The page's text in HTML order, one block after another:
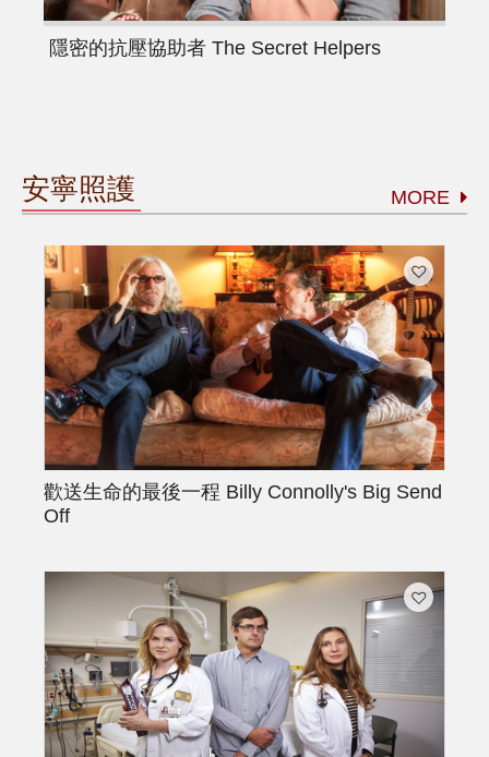
隱密的抗壓協助者 The Secret Helpers
安寧照護 MORE
歡送生命的最後一程 Billy Connolly's Big Send
Off